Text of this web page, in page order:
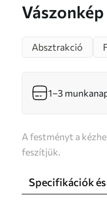
Absztrakció
1–3
A festményt a
feszítjük.
Specifikációk